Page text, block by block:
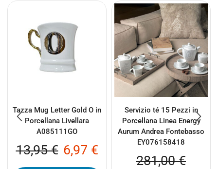
Tazza Mug Letter Gold O in
Porcellana Livellara
A085111GO
13,95€ 6,97 €
Servizio té 15 Pezzi in
Porcellana Linea Energy
Aurum Andrea Fontebasso
EY076158418
281,00€